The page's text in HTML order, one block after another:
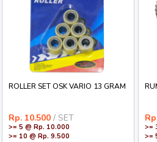
ROLLER SET OSK VARIO 13 GRAM
Rp. 10.500 / SET
>= 5 @ Rp. 10.000
>= 10 @ Rp. 9.500
>=
>=